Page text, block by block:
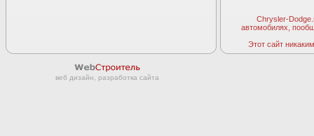
Chrysler-
автомобилях,
Этот сайт
веб дизайн, разработка сайта